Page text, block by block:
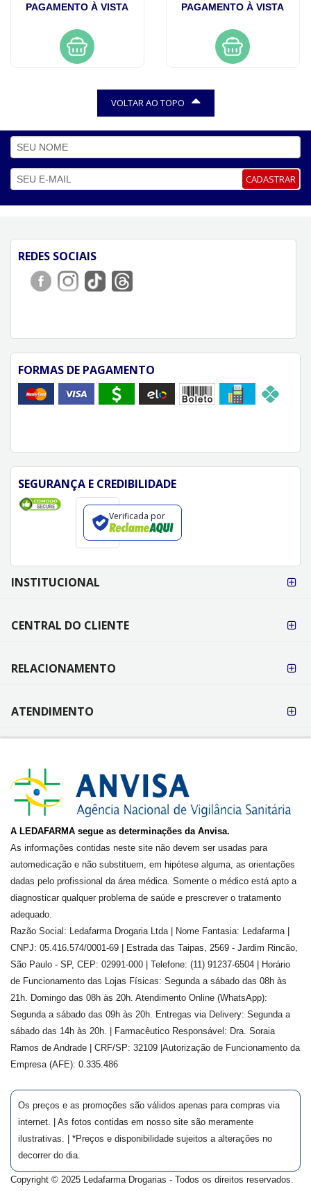
PAGAMENTO À VISTA PAGAMENTO À VISTA
VOLTAR AO TOPO
CADASTRAR
REDES SOCIAIS
FORMAS DE PAGAMENTO
SEGURANÇA E CREDIBILIDADE
Verificada por
FORMAS DE
PAGAMENTO
INSTITUCIONAL
CENTRAL DO CLIENTE
RELACIONAMENTO
ATENDIMENTO
A LEDAFARMA segue as determinações da Anvisa.
As informações contidas neste site não devem ser usadas para
automedicação e não substituem, em hipótese alguma, as orientações
dadas pelo profissional da área médica. Somente o médico está apto a
diagnosticar qualquer problema de saúde e prescrever o tratamento
adequado.
Razão Social: Ledafarma Drogaria Ltda | Nome Fantasia: Ledafarma |
CNPJ: 05.416.574/0001-69 | Estrada das Taipas, 2569 - Jardim Rincão,
São Paulo - SP, CEP: 02991-000 | Telefone: (11) 91237-6504 | Horário
de Funcionamento das Lojas Físicas: Segunda a sábado das 08h às
21h. Domingo das 08h às 20h. Atendimento Online (WhatsApp):
Segunda a sábado das 09h às 20h. Entregas via Delivery: Segunda a
sábado das 14h às 20h. | Farmacêutico Responsável: Dra. Soraia
Ramos de Andrade
| CRF/SP: 32109 |Autorização de Funcionamento da
Empresa (AFE): 0.335.486
Os preços e as promoções são válidos apenas para compras via
internet. | As fotos contidas em nosso site são meramente
ilustrativas. | *Preços e disponibilidade sujeitos a alterações no
decorrer do dia.
Copyright © 2025 Ledafarma Drogarias - Todos os direitos reservados.